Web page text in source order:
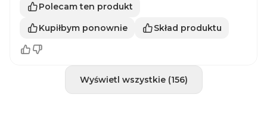
Polecam ten produkt
Kupiłbym ponownie
Skład produktu
Wyświetl wszystkie (156)